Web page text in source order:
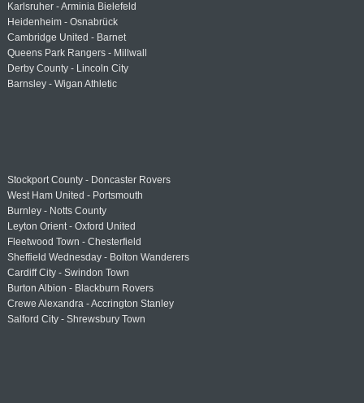
Karlsruher - Arminia Bielefeld
Heidenheim - Osnabrück
Cambridge United - Barnet
Queens Park Rangers - Millwall
Derby County - Lincoln City
Barnsley - Wigan Athletic
Stockport County - Doncaster Rovers
West Ham United - Portsmouth
Burnley - Notts County
Leyton Orient - Oxford United
Fleetwood Town - Chesterfield
Sheffield Wednesday - Bolton Wanderers
Cardiff City - Swindon Town
Burton Albion - Blackburn Rovers
Crewe Alexandra - Accrington Stanley
Salford City - Shrewsbury Town